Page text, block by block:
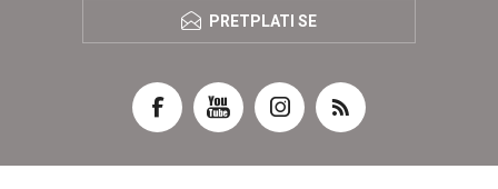
PRETPLATI SE